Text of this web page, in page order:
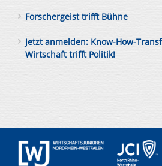
Forschergeist trifft Bühne
Jetzt anmelden: Know-How-
Wirtschaft trifft Politik!